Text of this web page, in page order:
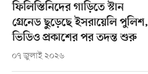
ফিলিস্তিনিদের গাড়িতে স্টান
গ্রেনেড ছুড়েছে ইসরায়েলি পুলিশ,
ভিডিও প্রকাশের পর তদন্ত শুরু
০৭ জুলাই ২০২৬